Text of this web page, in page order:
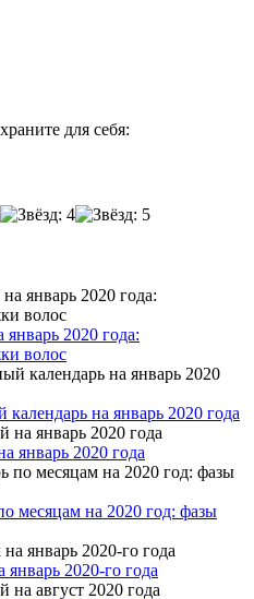
для себя:
2020 года:
волос
на январь 2020 года
январь 2020 года
месяцам на 2020 год: фазы
2020-го года